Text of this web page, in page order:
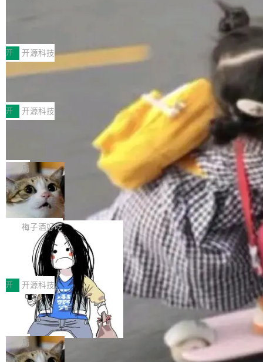
MPComm将作为一种传输引擎接入Mooncake T
ENT，实现零拷贝传输性能提升30%、非零拷贝
传输性能最高提升5倍。UCL-MPComm底层基
于自研UCL-Engine通信引擎，后续腾讯网平将
持续开源更多基于UCL-Engine的高性能通信组
件。 腾讯网平团队在UCL-MPComm中实现了一
个独立于业务线程的全局通信引擎（Engine），
型案例入选名单》，深信服“面向企业研发场景的
开源 AI 编程平台 CoStrict 应用”凭借卓越的技术
创新与落地成效成功入选。 全链路私有化部署，
助力企业AI研发安全落地 当前，越来越多企业已
经开始引入 AI Coding 工具，通过调用公有云模
型或企业内部部署模型提升研发效率。但随着 AI
Coding 从个人辅助工具逐步走向团队级、组织
级应用，企业在规模化落地过程中，对安全性、
可控性和代码质量提出了更高要求。 首先是数据
安全与合规要求。对于大多数普通研发场景，公
有云模型能够满足快速试用和效率提升的需求。
但对于金融、能源、医疗等对数据安全要求较...
开 开源科技
深信服AI算力网关入选工信部人工智能
前不久，工业和信息化部正式发布《2025年人工
智能应用典型案例名单》，集中展示人工智能在
各领域的应用成果，覆盖技术底座、行业赋能、
产品应用、支撑保障、专题等五大方向。深信服
AI算力网关（AI创新平台）成功入选！ 随着各行
各业的Agent走向规模化建设，算力构成形态逐
渐丰富，用户关注的重点也在发生变化：不只是
让AI用起来，还要进一步看清混合算力时代下，
Token花在哪里、算力是否被充分利用，以及持
续增长的AI成本该如何优化。 深信服AI算力网关
正是围绕这些实际问题，从Token治理和成本治
理两个方面，让用户的每一份算力都看得清、管
得住、用得稳、省得下、更安全！ 一、从现在开
始，Token使用一目...
开 开源科技
Jeff Dean 离开 Google：一个时代的结
束，一个实验室的开始
Google 员工编号 20。MapReduce 作者之一。
Bigtable 作者之一。TensorFlow 的作者之一。
Gemini 的架构师。Google 首席科学家。 Jeff D
ean 在 Google 工作了 27 年后，宣布离职。 他
不是一个人走。一同离开的还有 Sanjay Ghema
wat（Google 员工编号 23，Jeff Dean 二十多
年的编程搭档，MapReduce 和 Bigtable 的共同
作者）、Quoc Le（Google 大脑核心成员，Se
q2Seq 和 DocAI 的共同发明人）以及 Oriol Vin
yals（Gemini 联合负责人，AlphaSta...
局
🔥 SolonCode v2026.8.4 发布：界面
字体可调、22 种语言、记忆搜索增强
打开终端就能上岗的全中文编码智能体，这一轮
把「看得清、用母语、记得住」三件事一次补
齐。 SolonCode 是什么 SolonCode 是杭州无
耳科技研发的企业级终端编码智能体——一位全
中文驱动的数字员工，自主理解需求、规划步
骤、编写代码。不挑模型、不挑平台，curl 一行
装完即用。 开源地址：Gitee · GitCode · GitHu
b 安装 支持 Java 8+（8~26）、macOS / Linu
x / Windows / Harmony PC。 # macOS / Linu
x / Harmony PC curl -fsSL https://solon.noea
r.org/solon...
梅子酒好吃
让“代码语义理解”深度释放AI Coding
价值潜能：华为云码道（CodeArts）
代码仓技术解析
一、代码仓深度理解技术的作用与价值 在软件工
程实践中，代码仓是企业核心知识资产的主要载
体。企业级代码仓库通常包含数十万乃至数百万
个文件，其规模远超单次模型调用可承载的上下
文窗口。随着项目规模的持续扩张与代码历史的
不断累积，代码仓中的模块关系、接口契约、业
务逻辑等关键信息往往分散于数十乃至数百个文
开 开源科技
一条“删库”命令跑 17 小时，算法工程
师删光 89TB 数据只为干私活
最高人民检察院8月4日公布了一起案件：北京一
名90后算法工程师王某，为了给自己接的私活腾
服务器空间，删光了公司AI游戏部门的全部核心
局